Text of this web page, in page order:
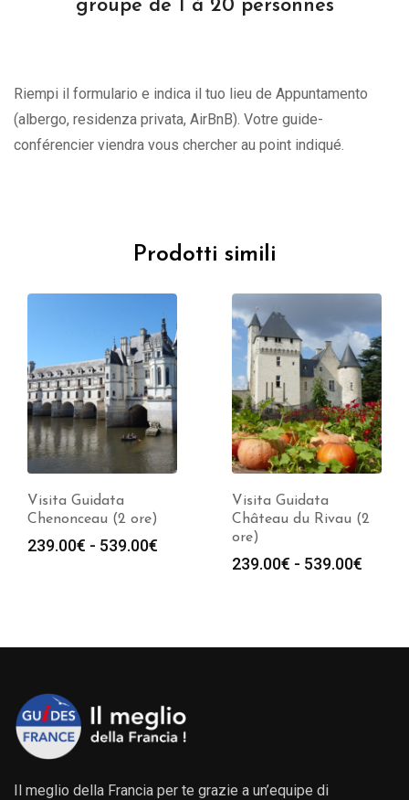
groupe de 1 à 20 personnes
Riempi il formulario e indica il tuo lieu de Appuntamento
(albergo, residenza privata, AirBnB). Votre guide-
conférencier viendra vous chercher au point indiqué.
Prodotti simili
Visita Guidata
Chenonceau (2 ore)
239.00€ - 539.00€
a
Visita Guidata
Château du Rivau (2
ore)
239.00€ - 539.00€
Il meglio della Francia per te grazie a un’equipe di